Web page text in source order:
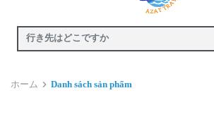
ホーム Danh sách sản phẩm